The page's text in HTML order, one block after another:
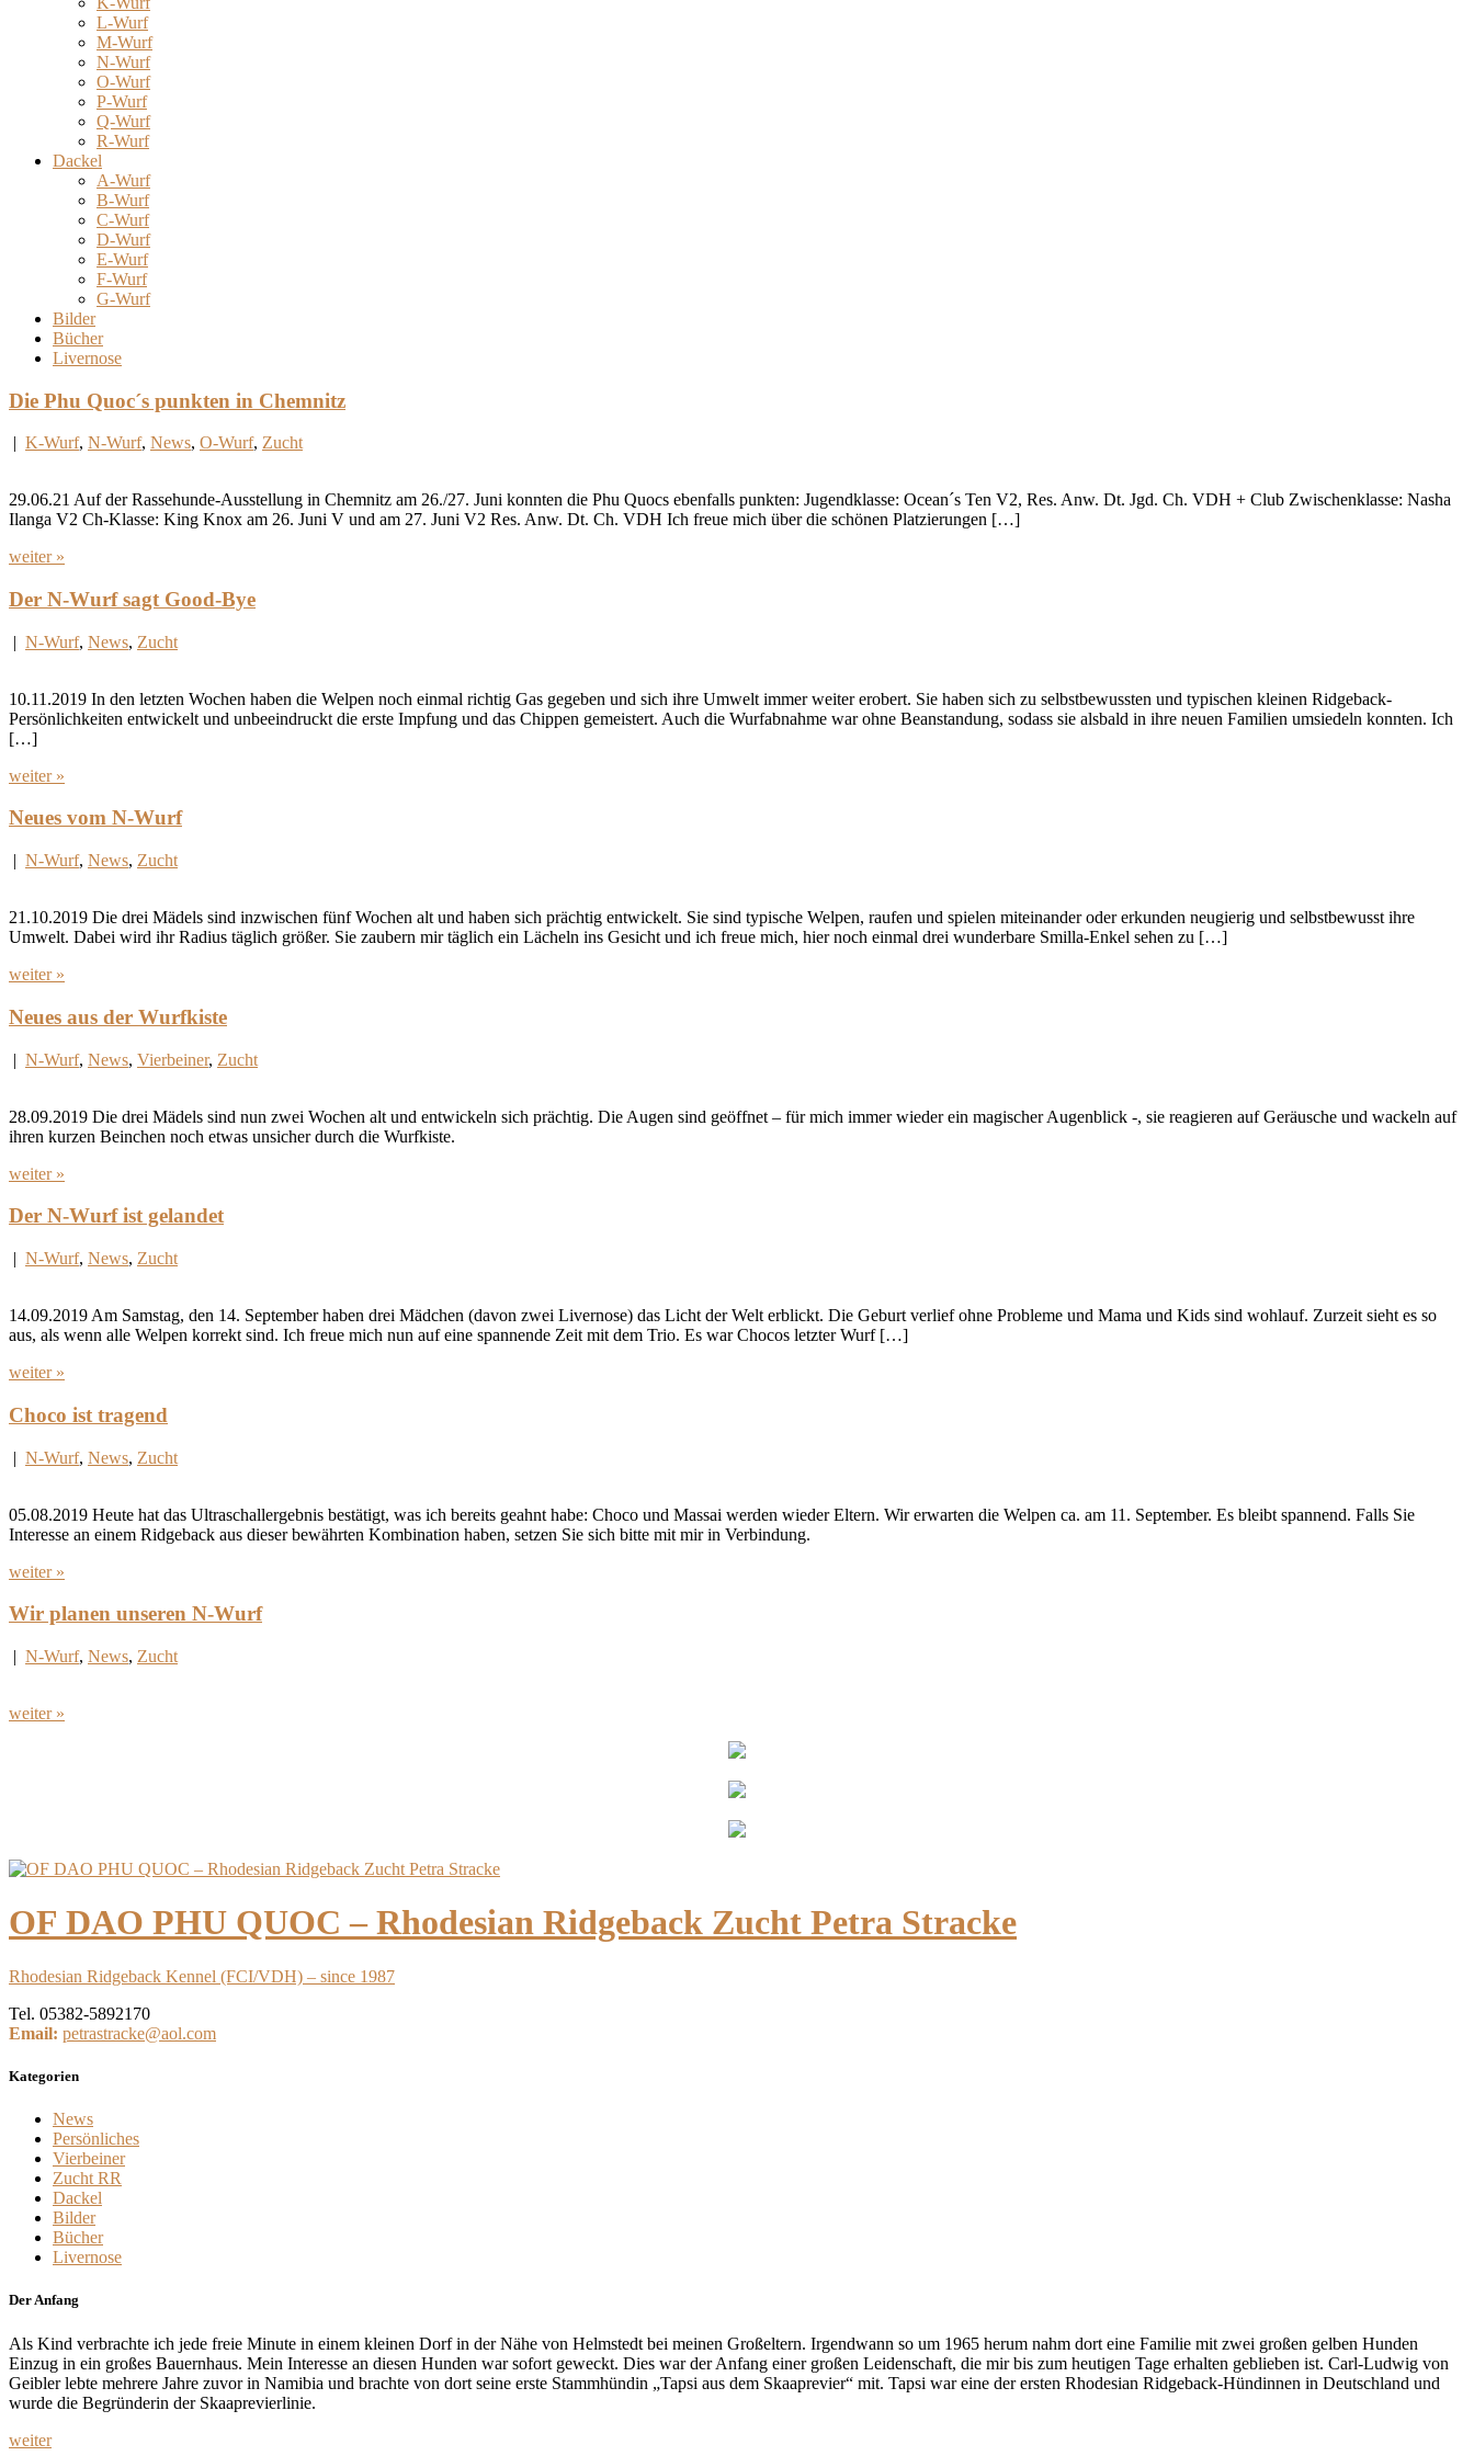
L-Wurf
M-Wurf
N-Wurf
O-Wurf
P-Wurf
Q-Wurf
R-Wurf
Dackel
A-Wurf
B-Wurf
C-Wurf
D-Wurf
E-Wurf
F-Wurf
G-Wurf
Bilder
Bücher
Livernose
Die Phu Quoc´s punkten in Chemnitz
| K-Wurf, N-Wurf, News, O-Wurf, Zucht
29.06.21 Auf der Rassehunde-Ausstellung in Chemnitz am 26./27. Juni konnten die Phu Quocs ebenfalls punkten: Jugendklasse: Ocean´s Ten V2, Res. Anw. Dt. Jgd. Ch. VDH + Club Zwischenklasse: Nasha
Ilanga V2 Ch-Klasse: King Knox am 26. Juni V und am 27. Juni V2 Res. Anw. Dt. Ch. VDH Ich freue mich über die schönen Platzierungen […]
weiter »
Der N-Wurf sagt Good-Bye
| N-Wurf, News, Zucht
10.11.2019 In den letzten Wochen haben die Welpen noch einmal richtig Gas gegeben und sich ihre Umwelt immer weiter erobert. Sie haben sich zu selbstbewussten und typischen kleinen Ridgeback-
Persönlichkeiten entwickelt und unbeeindruckt die erste Impfung und das Chippen gemeistert. Auch die Wurfabnahme war ohne Beanstandung, sodass sie alsbald in ihre neuen Familien umsiedeln konnten. Ich
[…]
weiter »
Neues vom N-Wurf
| N-Wurf, News, Zucht
21.10.2019 Die drei Mädels sind inzwischen fünf Wochen alt und haben sich prächtig entwickelt. Sie sind typische Welpen, raufen und spielen miteinander oder erkunden neugierig und selbstbewusst ihre
Umwelt. Dabei wird ihr Radius täglich größer. Sie zaubern mir täglich ein Lächeln ins Gesicht und ich freue mich, hier noch einmal drei wunderbare Smilla-Enkel sehen zu […]
weiter »
Neues aus der Wurfkiste
| N-Wurf, News, Vierbeiner, Zucht
28.09.2019 Die drei Mädels sind nun zwei Wochen alt und entwickeln sich prächtig. Die Augen sind geöffnet – für mich immer wieder ein magischer Augenblick -, sie reagieren auf Geräusche und wackeln auf
ihren kurzen Beinchen noch etwas unsicher durch die Wurfkiste.
weiter »
Der N-Wurf ist gelandet
| N-Wurf, News, Zucht
14.09.2019 Am Samstag, den 14. September haben drei Mädchen (davon zwei Livernose) das Licht der Welt erblickt. Die Geburt verlief ohne Probleme und Mama und Kids sind wohlauf. Zurzeit sieht es so
aus, als wenn alle Welpen korrekt sind. Ich freue mich nun auf eine spannende Zeit mit dem Trio. Es war Chocos letzter Wurf […]
weiter »
Choco ist tragend
| N-Wurf, News, Zucht
05.08.2019 Heute hat das Ultraschallergebnis bestätigt, was ich bereits geahnt habe: Choco und Massai werden wieder Eltern. Wir erwarten die Welpen ca. am 11. September. Es bleibt spannend. Falls Sie
Interesse an einem Ridgeback aus dieser bewährten Kombination haben, setzen Sie sich bitte mit mir in Verbindung.
weiter »
Wir planen unseren N-Wurf
| N-Wurf, News, Zucht
weiter »
OF DAO PHU QUOC – Rhodesian Ridgeback Zucht Petra Stracke
Rhodesian Ridgeback Kennel (FCI/VDH) – since 1987
Tel. 05382-5892170
Email: petrastracke@aol.com
Kategorien
News
Persönliches
Vierbeiner
Zucht RR
Dackel
Bilder
Bücher
Livernose
Der Anfang
Als Kind verbrachte ich jede freie Minute in einem kleinen Dorf in der Nähe von Helmstedt bei meinen Großeltern. Irgendwann so um 1965 herum nahm dort eine Familie mit zwei großen gelben Hunden
Einzug in ein großes Bauernhaus. Mein Interesse an diesen Hunden war sofort geweckt. Dies war der Anfang einer großen Leidenschaft, die mir bis zum heutigen Tage erhalten geblieben ist. Carl-Ludwig von
Geibler lebte mehrere Jahre zuvor in Namibia und brachte von dort seine erste Stammhündin „Tapsi aus dem Skaaprevier“ mit. Tapsi war eine der ersten Rhodesian Ridgeback-Hündinnen in Deutschland und
wurde die Begründerin der Skaaprevierlinie.
weiter